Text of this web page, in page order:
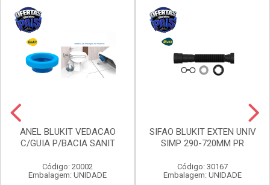
ANEL BLUKIT VEDACAO
C/GUIA P/BACIA SANIT
Código: 20002
Embalagem: UNIDADE
SIFAO BLUKIT EXTEN UNIV
SIMP 290-720MM PR
Código: 30167
Embalagem: UNIDADE